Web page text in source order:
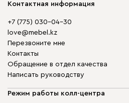
Контактная информация
+7 (775) 030-04-30
love@mebel.kz
Перезвоните мне
Контакты
Обращение в отдел качества
Написать руководству
Режим работы колл-центра